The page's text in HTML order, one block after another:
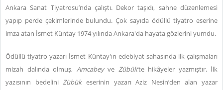
Ankara Sanat Tiyatrosu’nda çalıştı. Dekor taşıdı, sahne düzenlemesi
yapıp perde çekimlerinde bulundu. Çok sayıda ödüllü tiyatro eserine
imza atan İsmet Küntay 1974 yılında Ankara'da hayata gözlerini yumdu.
Ödüllü tiyatro yazarı İsmet Küntay'ın edebiyat sahasında ilk çalışmaları
mizah dalında olmuş, Amcabeyve Zübük’te hikâyeler yazmıştır. İlk
yazısının bedeliniZübük eserinin yazarı Aziz Nesin’den alan yazar